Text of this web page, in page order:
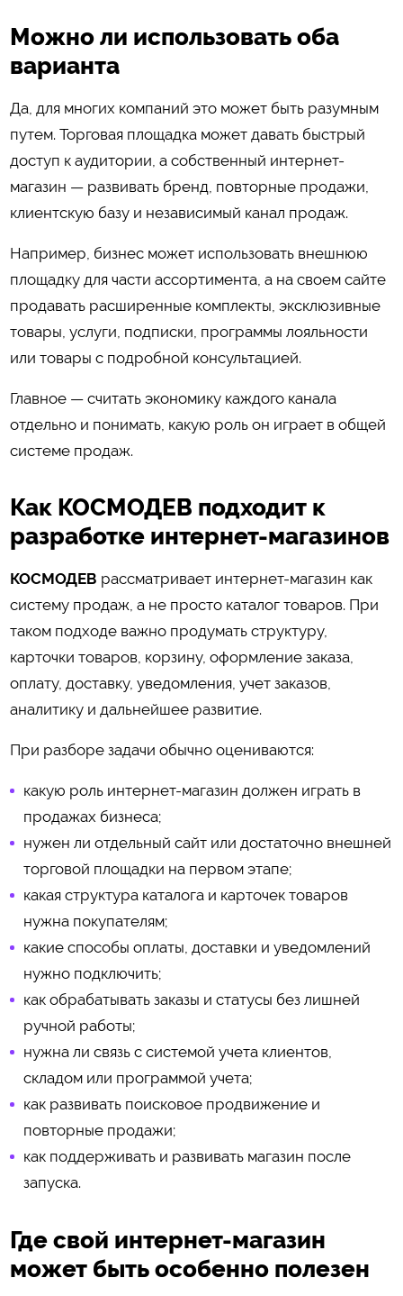
Можно ли использовать оба
варианта
Да, для многих компаний это может быть разумным
путем. Торговая площадка может давать быстрый
доступ к аудитории, а собственный интернет-
магазин — развивать бренд, повторные продажи,
клиентскую базу и независимый канал продаж.
Например, бизнес может использовать внешнюю
площадку для части ассортимента, а на своем сайте
продавать расширенные комплекты, эксклюзивные
товары, услуги, подписки, программы лояльности
или товары с подробной консультацией.
Главное — считать экономику каждого канала
отдельно и понимать, какую роль он играет в общей
системе продаж.
Как КОСМОДЕВ подходит к
разработке интернет-магазинов
КОСМОДЕВ рассматривает интернет-магазин как
систему продаж, а не просто каталог товаров. При
таком подходе важно продумать структуру,
карточки товаров, корзину, оформление заказа,
оплату, доставку, уведомления, учет заказов,
аналитику и дальнейшее развитие.
При разборе задачи обычно оцениваются:
какую роль интернет-магазин должен играть в
продажах бизнеса;
нужен ли отдельный сайт или достаточно внешней
торговой площадки на первом этапе;
какая структура каталога и карточек товаров
нужна покупателям;
какие способы оплаты, доставки и уведомлений
нужно подключить;
как обрабатывать заказы и статусы без лишней
ручной работы;
нужна ли связь с системой учета клиентов,
складом или программой учета;
как развивать поисковое продвижение и
повторные продажи;
как поддерживать и развивать магазин после
запуска.
Где свой интернет-магазин
может быть особенно полезен